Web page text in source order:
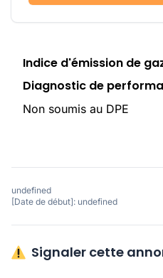
Indice d'émission de
Diagnostic de
Non soumis au DPE
undefined
[Date de début]: undefined
Signaler cette